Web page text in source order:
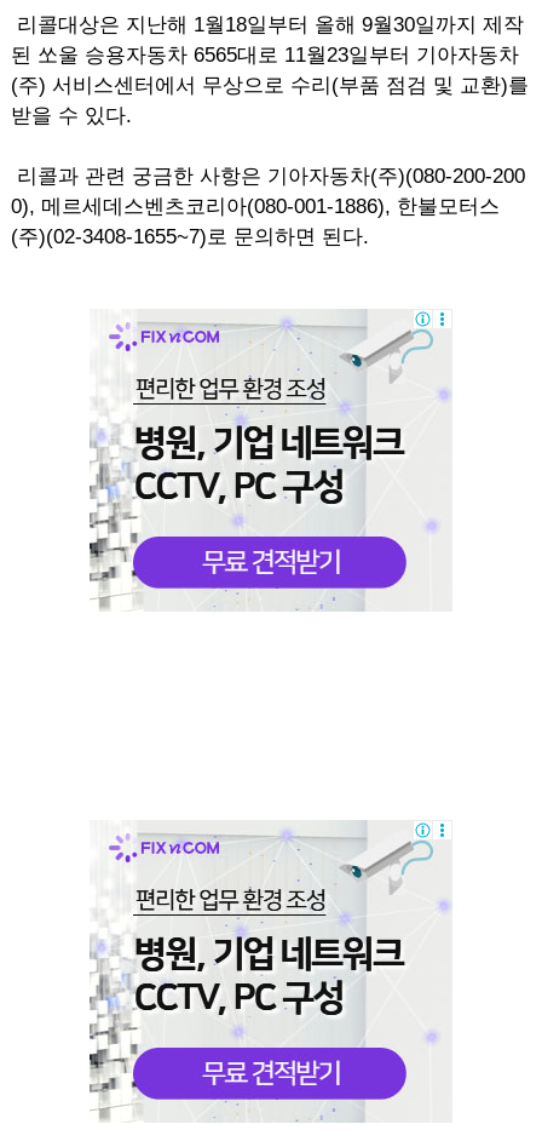
리콜대상은 지난해 1월18일부터 올해 9월30일까지 제작
된 쏘울 승용자동차 6565대로 11월23일부터 기아자동차
(주) 서비스센터에서 무상으로 수리(부품 점검 및 교환)를
받을 수 있다.
리콜과 관련 궁금한 사항은 기아자동차(주)(080-200-200
0), 메르세데스벤츠코리아(080-001-1886), 한불모터스
(주)(02-3408-1655~7)로 문의하면 된다.